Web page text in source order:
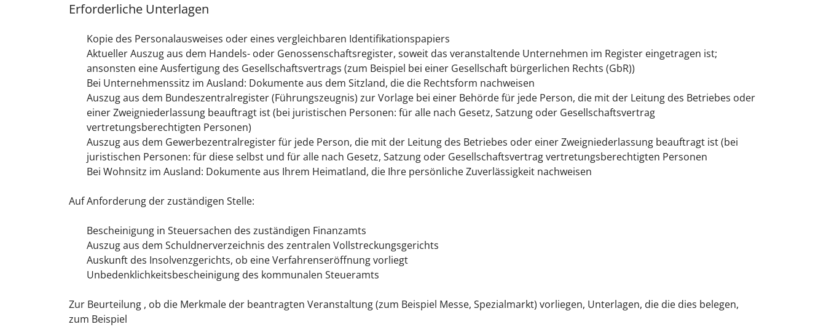
Erforderliche Unterlagen
Kopie des Personalausweises oder eines vergleichbaren Identifikationspapiers
Aktueller Auszug aus dem Handels- oder Genossenschaftsregister, soweit das veranstaltende Unternehmen im Register eingetragen ist;
ansonsten eine Ausfertigung des Gesellschaftsvertrags (zum Beispiel bei einer Gesellschaft bürgerlichen Rechts (GbR))
Bei Unternehmenssitz im Ausland: Dokumente aus dem Sitzland, die die Rechtsform nachweisen
Auszug aus dem Bundeszentralregister (Führungszeugnis) zur Vorlage bei einer Behörde für jede Person, die mit der Leitung des Betriebes oder
einer Zweigniederlassung beauftragt ist (bei juristischen Personen: für alle nach Gesetz, Satzung oder Gesellschaftsvertrag
vertretungsberechtigten Personen)
Auszug aus dem Gewerbezentralregister für jede Person, die mit der Leitung des Betriebes oder einer Zweigniederlassung beauftragt ist (bei
juristischen Personen: für diese selbst und für alle nach Gesetz, Satzung oder Gesellschaftsvertrag vertretungsberechtigten Personen
Bei Wohnsitz im Ausland: Dokumente aus Ihrem Heimatland, die Ihre persönliche Zuverlässigkeit nachweisen
Auf Anforderung der zuständigen Stelle:
Bescheinigung in Steuersachen des zuständigen Finanzamts
Auszug aus dem Schuldnerverzeichnis des zentralen Vollstreckungsgerichts
Auskunft des Insolvenzgerichts, ob eine Verfahrenseröffnung vorliegt
Unbedenklichkeitsbescheinigung des kommunalen Steueramts
Zur Beurteilung , ob die Merkmale der beantragten Veranstaltung (zum Beispiel Messe, Spezialmarkt) vorliegen, Unterlagen, die die dies belegen,
zum Beispiel